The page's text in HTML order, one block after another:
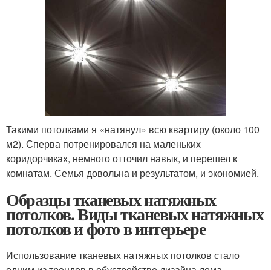
Такими потолками я «натянул» всю квартиру (около 100
м2). Сперва потренировался на маленьких
коридорчиках, немного отточил навык, и перешел к
комнатам. Семья довольна и результатом, и экономией.
Образцы тканевых натяжных
потолков. Виды тканевых натяжных
потолков и фото в интерьере
Использование тканевых натяжных потолков стало